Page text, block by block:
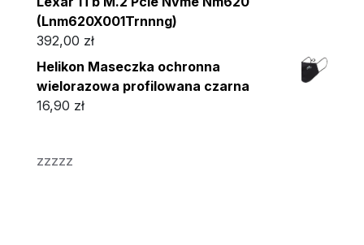
(Lnm620X001Trnnng)
392,00 zł
Helikon Maseczka ochronna
wielorazowa profilowana czarna
16,90 zł
zzzzz